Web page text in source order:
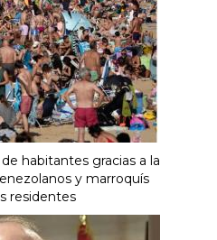
habitantes gracias a la
y marroquís
residentes